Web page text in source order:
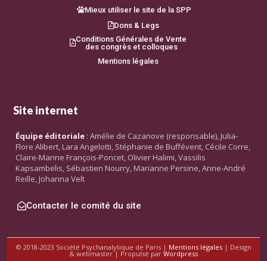
Mieux utiliser le site de la SPP
Dons & Legs
Conditions Générales de Vente
des congrès et colloques
Mentions légales
Site internet
Équipe éditoriale : Amélie de Cazanove (responsable), Julia-
Flore Alibert, Lara Angelotti, Stéphanie de Buffévent, Cécile Corre,
Claire-Marine François-Poncet, Olivier Halimi, Vassilis
Kapsambelis, Sébastien Nourry, Marianne Persine, Anne-André
Reille, Johanna Velt
Contacter le comité du site
© 2018-2023 Société Psychanalytique de Paris | Mentions légales| Design
& webmaster | Propulsé par Wordpress